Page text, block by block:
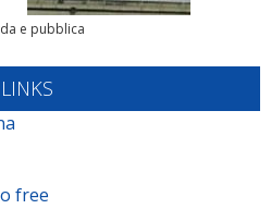
e pubblica
LINKS
free